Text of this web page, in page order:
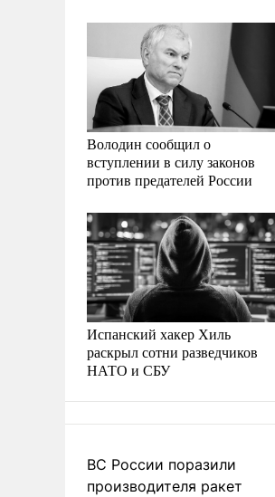
Володин сообщил о
вступлении в силу законов
против предателей России
Испанский хакер Хиль
раскрыл сотни разведчиков
НАТО и СБУ
ВС России поразили
производителя ракет